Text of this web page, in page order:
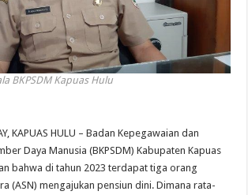
BKPSDM Kapuas Hulu
KAPUAS HULU – Badan Kepegawaian dan
Daya Manusia (BKPSDM) Kabupaten Kapuas
bahwa di tahun 2023 terdapat tiga orang
(ASN) mengajukan pensiun dini. Dimana rata-